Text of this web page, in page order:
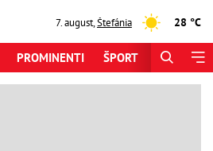
7. august,Štefánia 28 °C
PROMINENTI ŠPORT